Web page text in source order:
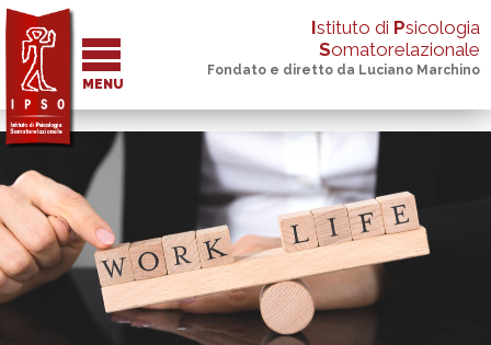
MENU
Istituto di Psicologia
Somatorelazionale
Fondato e diretto da Luciano Marchino